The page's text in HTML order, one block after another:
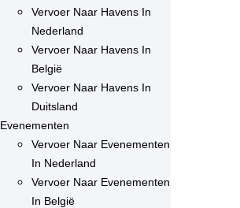
Vervoer Naar Havens In
Nederland
Vervoer Naar Havens In
België
Vervoer Naar Havens In
Duitsland
Evenementen
Vervoer Naar Evenementen
In Nederland
Vervoer Naar Evenementen
In België